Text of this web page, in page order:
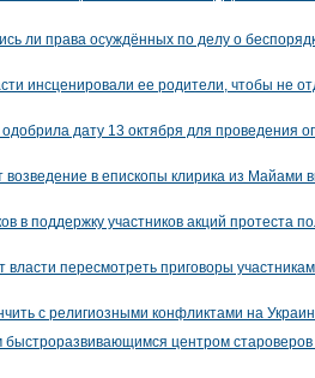
ли права осуждённых по делу о
инсценировали ее родители, чтобы не
дату 13 октября для проведения
возведение в епископы клирика из
в поддержку участников акций протеста
пересмотреть приговоры
с религиозными конфликтами на
центром староверов